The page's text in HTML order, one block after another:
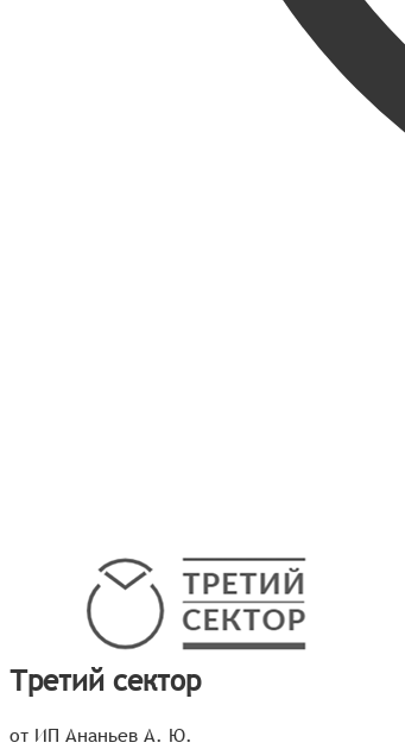
Третий сектор
от ИП Ананьев А. Ю.